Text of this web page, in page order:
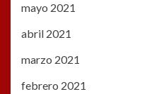
mayo 2021
abril 2021
marzo 2021
febrero 2021